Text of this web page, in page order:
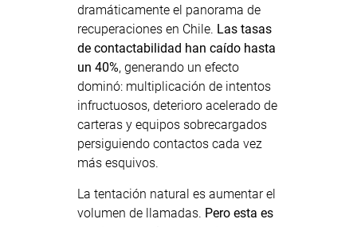
dramáticamente el panorama de
recuperaciones en Chile. Las tasas
de contactabilidad han caído hasta
un 40%, generando un efecto
dominó: multiplicación de intentos
infructuosos, deterioro acelerado de
carteras y equipos sobrecargados
persiguiendo contactos cada vez
más esquivos.
La tentación natural es aumentar el
volumen de llamadas. Pero esta es